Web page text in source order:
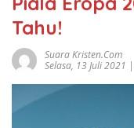
Tahu!
Suara Kristen.com
Selasa, 13 Juli 2021